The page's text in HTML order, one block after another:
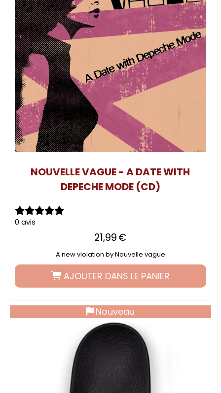
NOUVELLE VAGUE - A DATE WITH
DEPECHE MODE (CD)
0 avis
21,99€
A new violation by Nouvelle vague
AJOUTER DANS LE PANIER
Nouveau